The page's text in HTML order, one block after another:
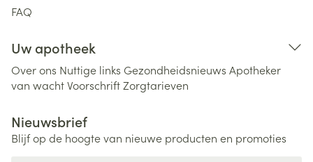
FAQ
Uw apotheek
Over ons Nuttige links Gezondheidsnieuws Apotheker
van wachtVoorschriftZorgtarieven
Nieuwsbrief
Blijf op de hoogte van nieuwe producten en promoties